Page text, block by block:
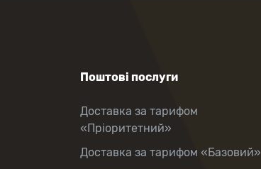
Поштові послуги
Доставка за тарифом
«Пріоритетний»
Доставка за тарифом «Базовий»